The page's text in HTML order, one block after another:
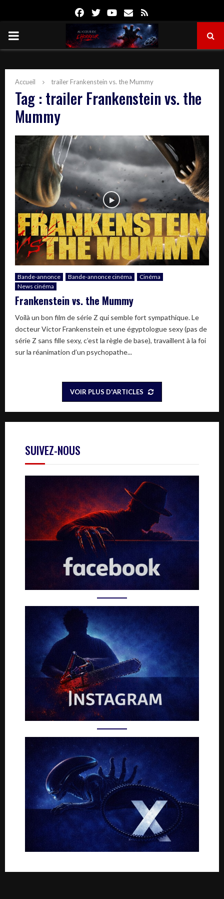
FacebookTwitterYoutube
Email
PRIMARY
Accueil trailer Frankenstein vs. the Mummy
Tag : trailer Frankenstein vs. the
Mummy
Bande-annonce Bande-annonce cinéma
Cinéma
News cinéma
Frankenstein vs. the Mummy
Voilà un bon film de série Z qui semble fort sympathique. Le
docteur Victor Frankenstein et une égyptologue sexy (pas de
série Z sans fille sexy, c’est la règle de base), travaillent à la foi
sur la réanimation d’un psychopathe...
VOIR PLUS D'ARTICLES
SUIVEZ-NOUS